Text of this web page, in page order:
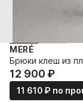
MERÉ
Брюки клеш из
12 900⁠ ⁠₽
11 610⁠ ⁠₽ по